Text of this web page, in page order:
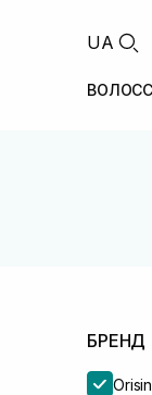
UA
БРЕНД